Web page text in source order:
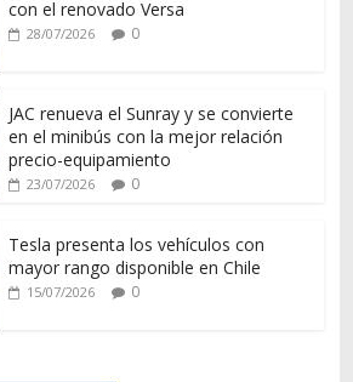
con el renovado Versa
28/07/2026 0
JAC renueva el Sunray y se convierte
en el minibús con la mejor relación
precio-equipamiento
23/07/2026 0
Tesla presenta los vehículos con
mayor rango disponible en Chile
15/07/2026 0